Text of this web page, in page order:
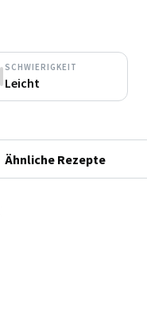
SCHWIERIGKEIT
Leicht
Ähnliche Rezepte